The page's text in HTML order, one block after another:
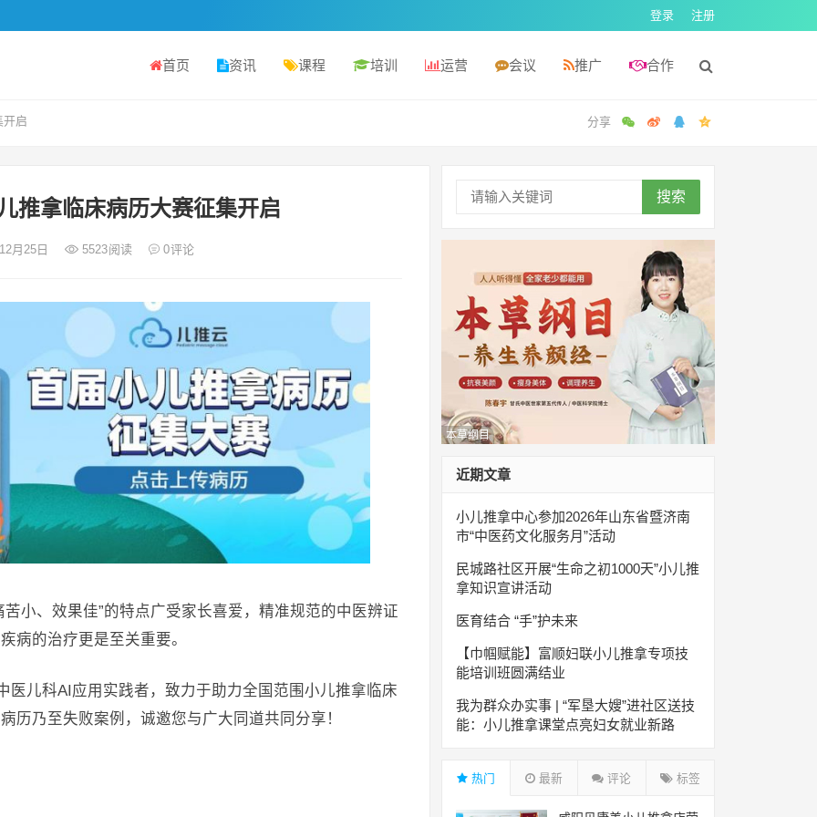
登录 注册
首页 资讯 课程 培训 运营 会议 推广 合作
开启
推拿临床病历大赛征集开启
月25日 5523阅读 0评论
小、效果佳”的特点广受家长喜爱，精准规范的中医辨证
病的治疗更是至关重要。
医儿科AI应用实践者，致力于助力全国范围小儿推拿临床
历乃至失败案例，诚邀您与广大同道共同分享！
搜索
本草纲目
近期文章
小儿推拿中心参加2026年山东省暨济南
市“中医药文化服务月”活动
民城路社区开展“生命之初1000天”小儿推
拿知识宣讲活动
医育结合 “手”护未来
【巾帼赋能】富顺妇联小儿推拿专项技
能培训班圆满结业
我为群众办实事 | “军垦大嫂”进社区送技
能：小儿推拿课堂点亮妇女就业新路
热门 最新 评论 标签